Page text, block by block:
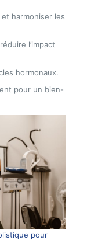
harmoniser les
l’impact
hormonaux.
pour un bien-
pour